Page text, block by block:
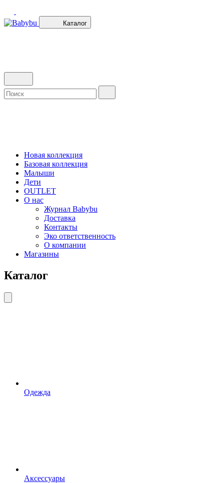
Каталог
Новая коллекция
Базовая коллекция
Малыши
Дети
OUTLET
О нас
Журнал Babybu
Доставка
Контакты
Эко ответственность
О компании
Магазины
Каталог
Одежда
Аксессуары